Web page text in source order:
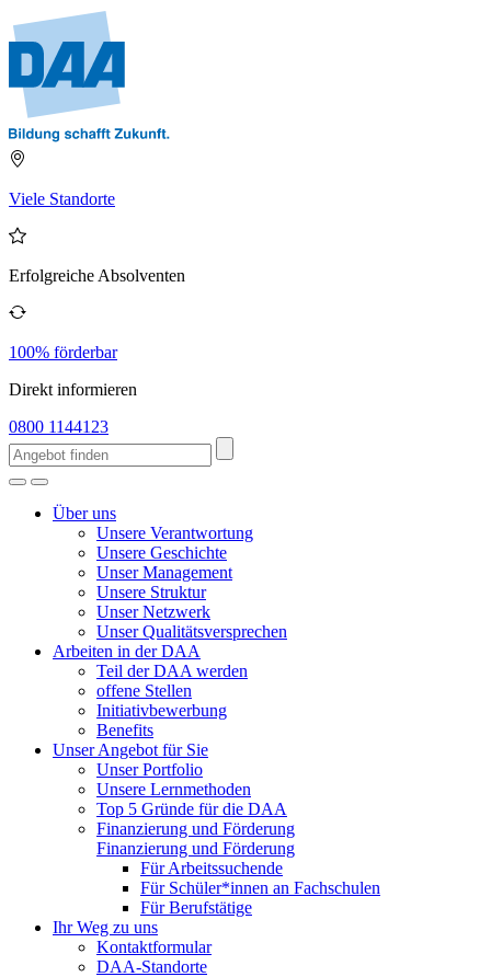
Viele Standorte
Erfolgreiche Absolventen
100% förderbar
Direkt informieren
0800 1144123
Über uns
Unsere Verantwortung
Unsere Geschichte
Unser Management
Unsere Struktur
Unser Netzwerk
Unser Qualitätsversprechen
Arbeiten in der DAA
Teil der DAA werden
offene Stellen
Initiativbewerbung
Benefits
Unser Angebot für Sie
Unser Portfolio
Unsere Lernmethoden
Top 5 Gründe für die DAA
Finanzierung und Förderung
Finanzierung und Förderung
Für Arbeitssuchende
Für Schüler*innen an Fachschulen
Für Berufstätige
Ihr Weg zu uns
Kontaktformular
DAA-Standorte